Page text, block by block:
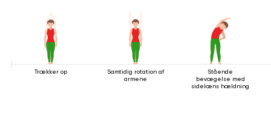
Trækker op
Samtidig rotation af
armene
Stående
bevægelse med
sidelæns hældning